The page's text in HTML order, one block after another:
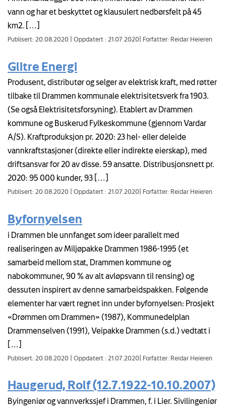
vann og har et beskyttet og klausulert nedbørsfelt på 45
km2. […]
Publisert: 20.08.2020 Oppdatert : 21.07.2020 Forfatter: Reidar Heieren
Glitre Energi
Produsent, distributør og selger av elektrisk kraft, med røtter
tilbake til Drammen kommunale elektrisitetsverk fra 1903.
(Se også Elektrisitetsforsyning). Etablert av Drammen
kommune og Buskerud Fylkeskommune (gjennom Vardar
A/S). Kraftproduksjon pr. 2020: 23 hel- eller deleide
vannkraftstasjoner (direkte eller indirekte eierskap), med
driftsansvar for 20 av disse. 59 ansatte. Distribusjonsnett pr.
2020: 95 000 kunder, 93 […]
Publisert: 20.08.2020 Oppdatert : 21.07.2020 Forfatter: Reidar Heieren
Byfornyelsen
i Drammen ble unnfanget som ideer parallelt med
realiseringen av Miljøpakke Drammen 1986-1995 (et
samarbeid mellom stat, Drammen kommune og
nabokommuner, 90 % av alt avløpsvann til rensing) og
dessuten inspirert av denne samarbeidspakken. Følgende
elementer har vært regnet inn under byfornyelsen: Prosjekt
«Drømmen om Drammen» (1987), Kommunedelplan
Drammenselven (1991), Veipakke Drammen (s.d.) vedtatt i
[…]
Publisert: 20.08.2020 Oppdatert : 21.07.2020 Forfatter: Reidar Heieren
Haugerud, Rolf (12.7.1922-10.10.2007)
Byingeniør og vannverkssjef i Drammen, f. i Lier. Sivilingeniør